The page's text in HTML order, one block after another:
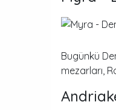
Bugünkü
mezarları,